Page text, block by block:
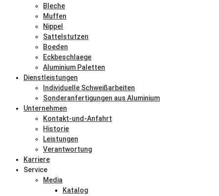
Bleche
Muffen
Nippel
Sattelstutzen
Boeden
Eckbeschlaege
Aluminium Paletten
Dienstleistungen
Individuelle Schweißarbeiten
Sonderanfertigungen aus Aluminium
Unternehmen
Kontakt-und-Anfahrt
Historie
Leistungen
Verantwortung
Karriere
Service
Media
Katalog